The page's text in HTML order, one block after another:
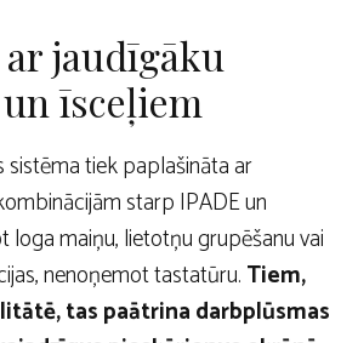
jaudīgāku
īsceļiem
sistēma tiek paplašināta ar
starp IPADE un
loga maiņu, lietotņu grupēšanu vai
nenoņemot tastatūru.Tiem,
tas paātrina darbplūsmas